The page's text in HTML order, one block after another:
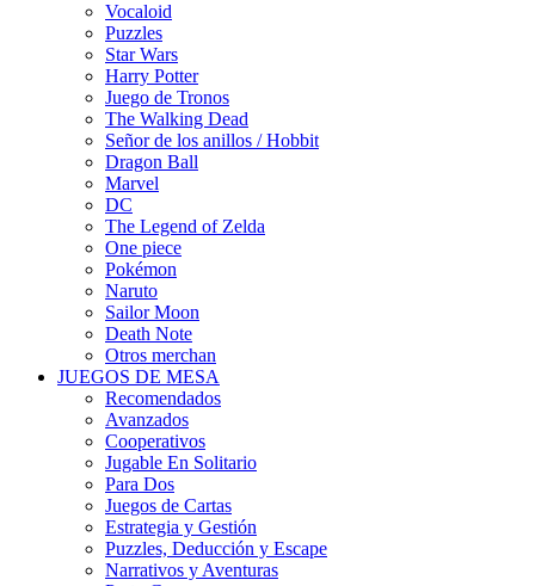
Vocaloid
Puzzles
Star Wars
Harry Potter
Juego de Tronos
The Walking Dead
Señor de los anillos / Hobbit
Dragon Ball
Marvel
DC
The Legend of Zelda
One piece
Pokémon
Naruto
Sailor Moon
Death Note
Otros merchan
JUEGOS DE MESA
Recomendados
Avanzados
Cooperativos
Jugable En Solitario
Para Dos
Juegos de Cartas
Estrategia y Gestión
Puzzles, Deducción y Escape
Narrativos y Aventuras